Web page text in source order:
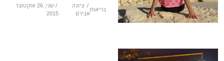
בריאות
/ציונה
אבירם
/ שני, 26 אוקטובר
2015